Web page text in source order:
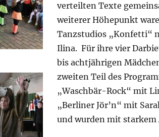
s
p
i
verteilten Texte
weiterer Höhepunkt
Tanzstudios „Konfetti“
Ilina. Für ihre vier
bisachtjährigen
zweiten Teil des
„Waschbär-Rock“ mit
„Berliner Jör’n“ mit
und wurden mit starkem